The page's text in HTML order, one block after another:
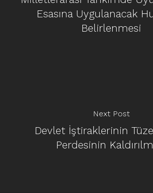
Esasına Uygulanacak
Belirlenmesi
Next Post
Devlet İştiraklerinin
Perdesinin